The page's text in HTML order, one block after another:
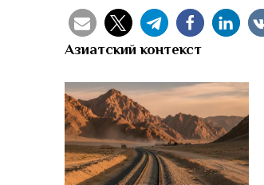
Азиатский контекст